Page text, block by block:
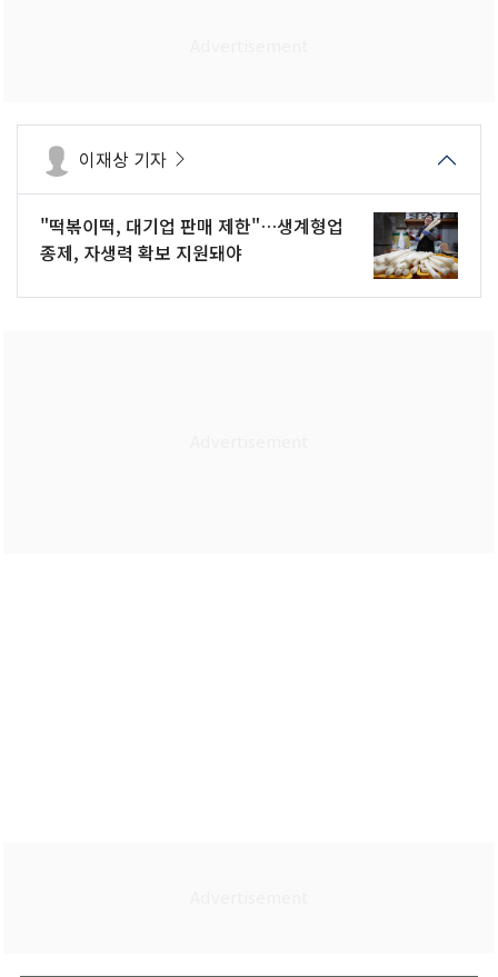
이재상 기자
"떡볶이떡, 대기업 판매 제한"…생계형업
종제, 자생력 확보 지원돼야